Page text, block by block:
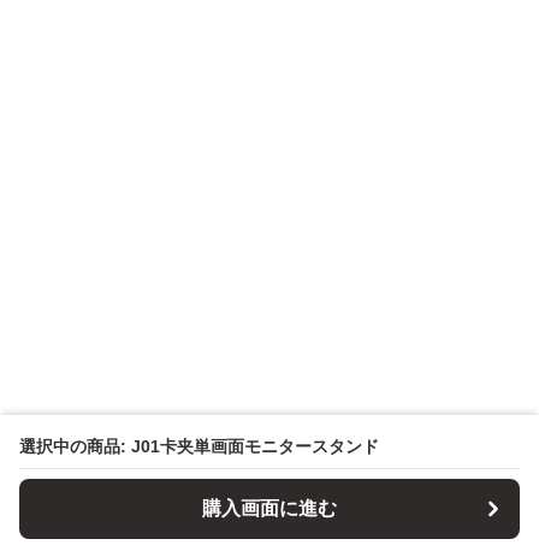
選択中の商品: J01卡夹単画面モニタースタンド
購入画面に進む